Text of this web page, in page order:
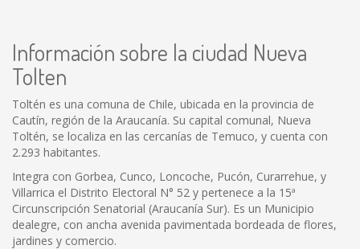
Información sobre la ciudad Nueva
Tolten
Toltén es una comuna de Chile, ubicada en la provincia de
Cautín, región de la Araucanía. Su capital comunal, Nueva
Toltén, se localiza en las cercanías de Temuco, y cuenta con
2.293 habitantes.
Integra con Gorbea, Cunco, Loncoche, Pucón, Curarrehue, y
Villarrica el Distrito Electoral N° 52 y pertenece a la 15ª
Circunscripción Senatorial (Araucanía Sur). Es un Municipio
dealegre, con ancha avenida pavimentada bordeada de flores,
jardines y comercio.